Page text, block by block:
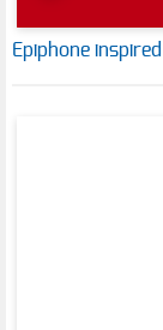
Epiphone